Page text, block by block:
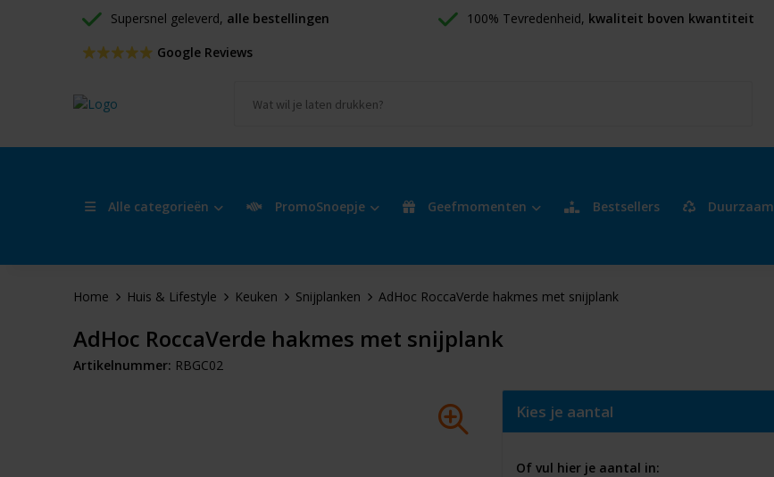
Supersnel geleverd, alle bestellingen 100% Tevredenheid, kwaliteit boven kwantiteit
Google Reviews
Alle categorieën PromoSnoepje Geefmomenten Bestsellers Duurzaam
Home Huis & Lifestyle Keuken Snijplanken AdHoc RoccaVerde hakmes met snijplank
AdHoc RoccaVerde hakmes met snijplank
Artikelnummer: RBGC02
Kies je aantal
Of vul hier je aantal in: